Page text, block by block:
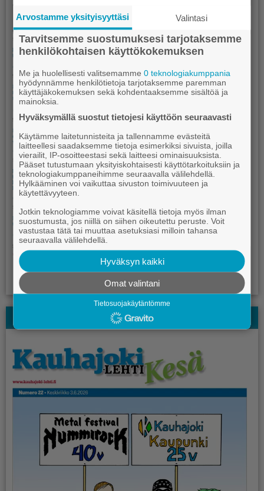
Kauhajoki-lehden Kesälehti
Arvostamme yksityisyyttäsi Valintasi
Tarvitsemme suostumuksesi tarjotaksemme
henkilökohtaisen käyttökokemuksen
Me ja huolellisesti valitsemamme0 teknologiakumppania
hyödynnämme henkilötietoja tarjotaksemme paremman
käyttäjäkokemuksen sekä kohdentaaksemme sisältöä ja
mainoksia.
Hyväksymällä suostut tietojesi käyttöön seuraavasti
Käytämme laitetunnisteita ja tallennamme evästeitä
laitteellesi saadaksemme tietoja esimerkiksi sivuista, joilla
vierailit, IP-osoitteestasi sekä laitteesi ominaisuuksista.
Pääset tutustumaan yksityiskohtaisesti käyttötarkoituksiin ja
teknologiakumppaneihimme seuraavalla välilehdellä.
Hylkääminen voi vaikuttaa sivuston toimivuuteen ja
käytettävyyteen.
Jotkin teknologiamme voivat käsitellä tietoja myös ilman
suostumusta, jos niillä on siihen oikeutettu peruste. Voit
vastustaa tätä tai muuttaa asetuksiasi milloin tahansa
seuraavalla välilehdellä.
Hyväksyn kaikki
Omat valintani
Tietosuojakäytäntömme